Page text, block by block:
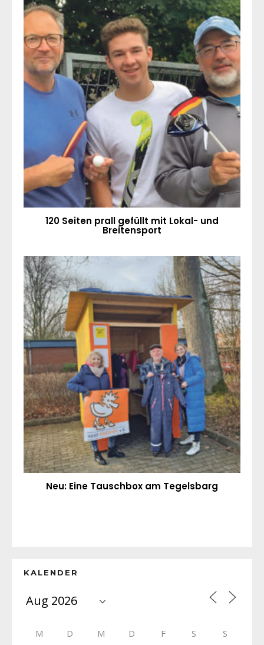
120 Seiten prall gefüllt mit Lokal- und
Breitensport
Neu: Eine Tauschbox am Tegelsbarg
KALENDER
M D M D F S S